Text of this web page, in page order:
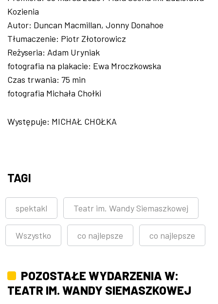
Kozienia
Autor: Duncan Macmillan, Jonny Donahoe
Tłumaczenie: Piotr Złotorowicz
Reżyseria: Adam Uryniak
fotografia na plakacie: Ewa Mroczkowska
Czas trwania: 75 min
fotografia Michała Chołki
Występuje: MICHAŁ CHOŁKA
TAGI
spektakl Teatr im. Wandy Siemaszkowej
Wszystko co najlepsze co najlepsze
POZOSTAŁE WYDARZENIA W:
TEATR IM. WANDY SIEMASZKOWEJ